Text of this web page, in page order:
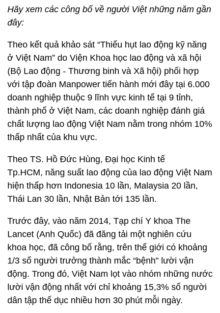
Hãy xem các công bố về người Việt những năm gần
đây:
Theo kết quả khảo sát “Thiếu hụt lao động kỹ năng
ở Việt Nam” do Viện Khoa học lao động và xã hội
(Bộ Lao động - Thương binh và Xã hội) phối hợp
với tập đoàn Manpower tiến hành mới đây tại 6.000
doanh nghiệp thuộc 9 lĩnh vực kinh tế tại 9 tỉnh,
thành phố ở Việt Nam, các doanh nghiệp đánh giá
chất lượng lao động Việt Nam nằm trong nhóm 10%
thấp nhất của khu vực.
Theo TS. Hồ Đức Hùng, Đại học Kinh tế
Tp.HCM, năng suất lao động của lao động Việt Nam
hiện thấp hơn Indonesia 10 lần, Malaysia 20 lần,
Thái Lan 30 lần, Nhật Bản tới 135 lần.
Trước đây, vào năm 2014, Tạp chí Y khoa The
Lancet (Anh Quốc) đã đăng tải một nghiên cứu
khoa học, đã công bố rằng, trên thế giới có khoảng
1/3 số người trưởng thành mắc “bệnh” lười vận
động. Trong đó, Việt Nam lọt vào nhóm những nước
lười vận động nhất với chỉ khoảng 15,3% số người
dân tập thể dục nhiều hơn 30 phút mỗi ngày.